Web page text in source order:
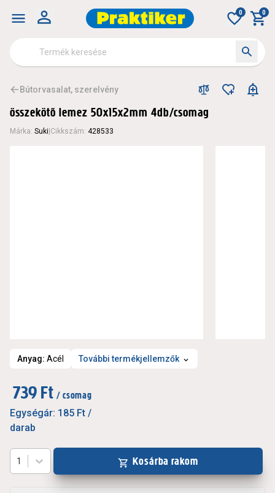
0 0
Bútorvasalat, szerelvény
összekötő lemez 50x15x2mm 4db/csomag
Márka: Suki Cikkszám: 428533
Anyag: Acél További termékjellemzők
739 Ft / csomag
Egységár: 185 Ft /
darab
1 Kosárba rakom